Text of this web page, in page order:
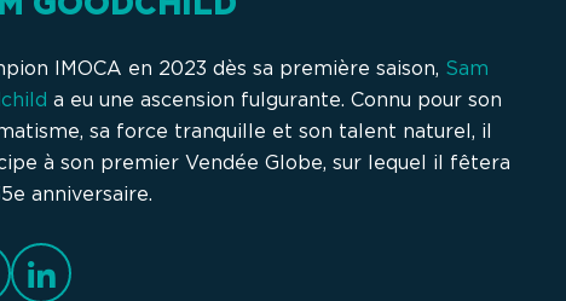
IMOCA en 2023 dès sa première saison, Sam
a eu une ascension fulgurante. Connu pour son
sa force tranquille et son talent naturel, il
à son premier Vendée Globe, sur lequel il fêtera
anniversaire.